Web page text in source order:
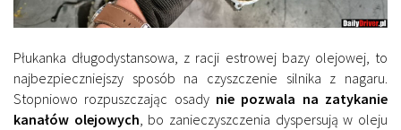
Płukanka długodystansowa, z racji estrowej bazy olejowej, to
najbezpieczniejszy sposób na czyszczenie silnika z nagaru.
Stopniowo rozpuszczając osady nie pozwala na zatykanie
kanałów olejowych, bo zanieczyszczenia dyspersują w oleju